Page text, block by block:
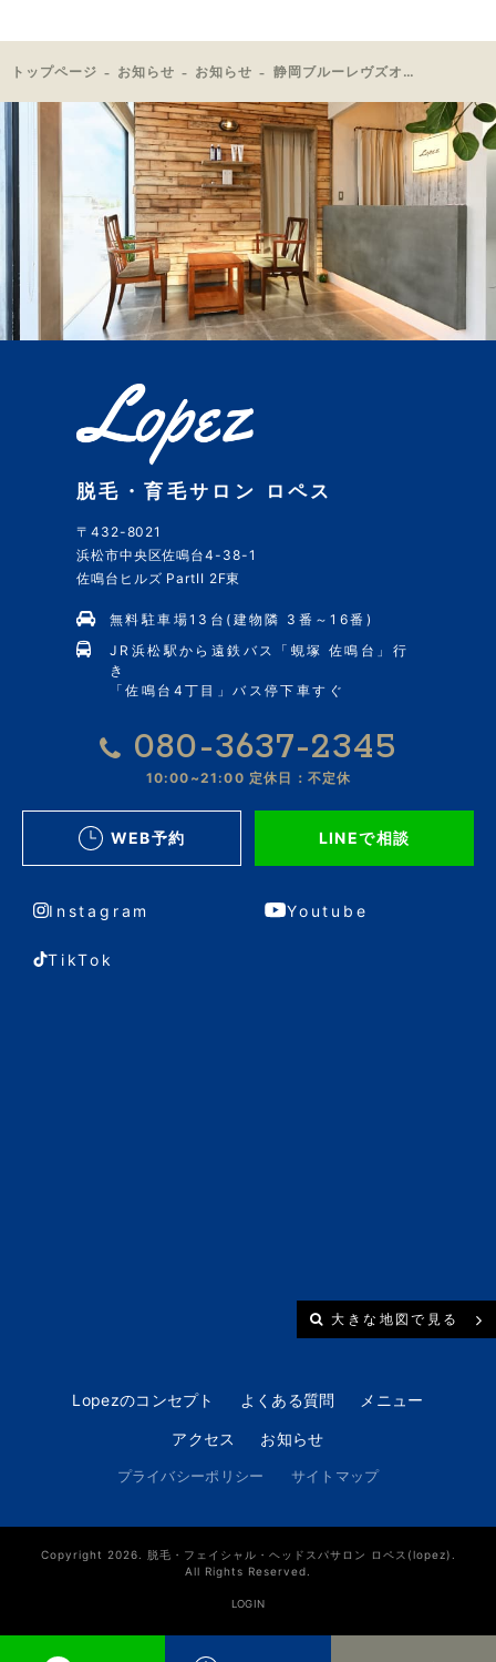
トップページ お知らせ お知らせ 静岡ブルーレヴズオカザキ選手ご来店
脱毛・育毛サロン ロペス
〒432-8021
浜松市中央区佐鳴台4-38-1
佐鳴台ヒルズ PartII 2F東
無料駐車場13台(建物隣 3番～16番)
JR浜松駅から遠鉄バス「蜆塚 佐鳴台」行
き
「佐鳴台4丁目」バス停下車すぐ
080-3637-2345
10:00~21:00 定休日：不定休
WEB予約 LINEで相談
Instagram Youtube
TikTok
大きな地図で見る
Lopezのコンセプト よくある質問 メニュー
アクセス お知らせ
プライバシーポリシー サイトマップ
Copyright 2026. 脱毛・フェイシャル・ヘッドスパサロン ロペス(lopez).
All Rights Reserved.
LOGIN